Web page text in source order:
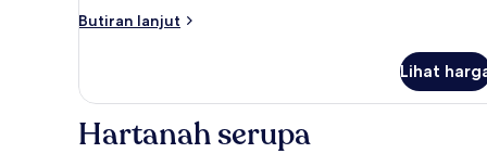
Butiran lanjut
Butiran
Room,
View
Lihat
Hartanah serupa